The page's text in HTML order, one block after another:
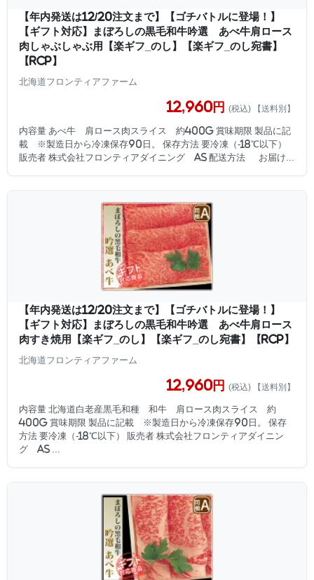
【年内発送は12/20注文まで】【ゴチバトルに登場！】
【ギフト対応】まぼろしの黒毛和牛吟選 あべ牛肩ロース
肉しゃぶしゃぶ用【楽ギフ_のし】【楽ギフ_のし宛書】
【RCP】
北海道フロンティアファーム
12,960円 (税込) 【送料別】
内容量 あべ牛 肩ロース肉スライス 約400g 賞味期限 製品に記
載 ※製造日から冷凍保存90日。 保存方法 要冷凍（-18℃以下）
販売者 株式会社フロンティアダイニング AS 配送方法 お届け...
【年内発送は12/20注文まで】【ゴチバトルに登場！】
【ギフト対応】まぼろしの黒毛和牛吟選 あべ牛肩ロース
肉すき焼用【楽ギフ_のし】【楽ギフ_のし宛書】【RCP】
北海道フロンティアファーム
12,960円 (税込) 【送料別】
内容量 北海道白老産黒毛和種 和牛 肩ロース肉スライス 約
400g 賞味期限 製品に記載 ※製造日から冷凍保存90日。 保存
方法 要冷凍（-18℃以下） 販売者 株式会社フロンティアダイニン
グ AS ...